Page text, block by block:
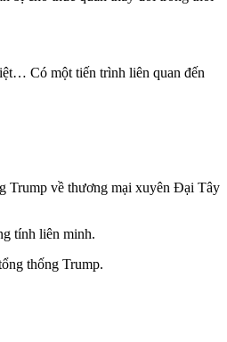
Có một tiến trình liên quan đến
Trump về thương mại xuyên Đại Tây
tính liên minh.
thống Trump.